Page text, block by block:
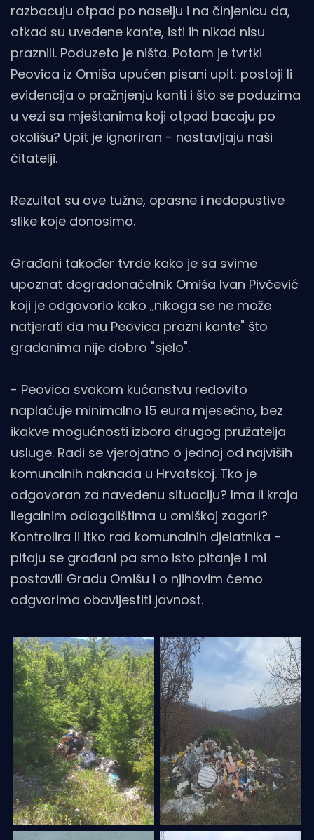
razbacuju otpad po naselju i na činjenicu da,
otkad su uvedene kante, isti ih nikad nisu
praznili. Poduzeto je ništa. Potom je tvrtki
Peovica iz Omiša upućen pisani upit: postoji li
evidencija o pražnjenju kanti i što se poduzima
u vezi sa mještanima koji otpad bacaju po
okolišu? Upit je ignoriran - nastavljaju naši
čitatelji.
Rezultat su ove tužne, opasne i nedopustive
slike koje donosimo.
Građani također tvrde kako je sa svime
upoznat dogradonačelnik Omiša Ivan Pivčević
koji je odgovorio kako „nikoga se ne može
natjerati da mu Peovica prazni kante" što
građanima nije dobro "sjelo".
- Peovica svakom kućanstvu redovito
naplaćuje minimalno 15 eura mjesečno, bez
ikakve mogućnosti izbora drugog pružatelja
usluge. Radi se vjerojatno o jednoj od najviših
komunalnih naknada u Hrvatskoj. Tko je
odgovoran za navedenu situaciju? Ima li kraja
ilegalnim odlagalištima u omiškoj zagori?
Kontrolira li itko rad komunalnih djelatnika -
pitaju se građani pa smo isto pitanje i mi
postavili Gradu Omišu i o njihovim ćemo
odgvorima obavijestiti javnost.